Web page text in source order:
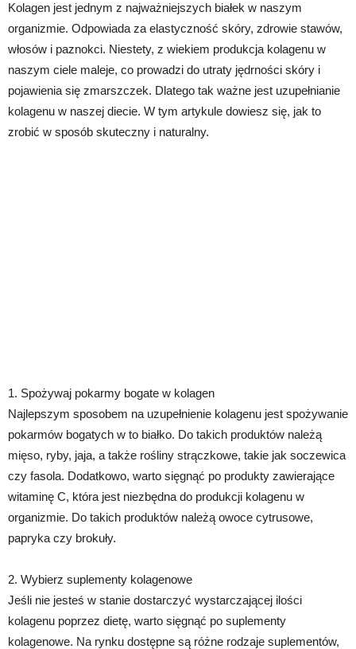
Kolagen jest jednym z najważniejszych białek w naszym
organizmie. Odpowiada za elastyczność skóry, zdrowie stawów,
włosów i paznokci. Niestety, z wiekiem produkcja kolagenu w
naszym ciele maleje, co prowadzi do utraty jędrności skóry i
pojawienia się zmarszczek. Dlatego tak ważne jest uzupełnianie
kolagenu w naszej diecie. W tym artykule dowiesz się, jak to
zrobić w sposób skuteczny i naturalny.
1. Spożywaj pokarmy bogate w kolagen
Najlepszym sposobem na uzupełnienie kolagenu jest spożywanie
pokarmów bogatych w to białko. Do takich produktów należą
mięso, ryby, jaja, a także rośliny strączkowe, takie jak soczewica
czy fasola. Dodatkowo, warto sięgnąć po produkty zawierające
witaminę C, która jest niezbędna do produkcji kolagenu w
organizmie. Do takich produktów należą owoce cytrusowe,
papryka czy brokuły.
2. Wybierz suplementy kolagenowe
Jeśli nie jesteś w stanie dostarczyć wystarczającej ilości
kolagenu poprzez dietę, warto sięgnąć po suplementy
kolagenowe. Na rynku dostępne są różne rodzaje suplementów,